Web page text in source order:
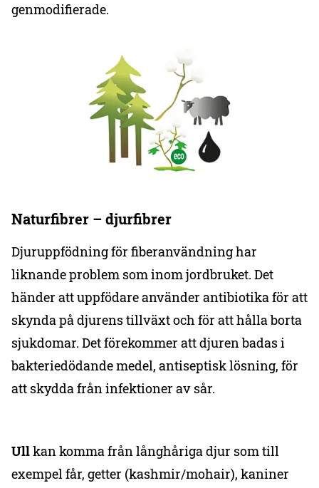
genmodifierade.
Naturfibrer – djurfibrer
Djuruppfödning för fiberanvändning har
liknande problem som inom jordbruket. Det
händer att uppfödare använder antibiotika för att
skynda på djurens tillväxt och för att hålla borta
sjukdomar. Det förekommer att djuren badas i
bakteriedödande medel, antiseptisk lösning, för
att skydda från infektioner av sår.
Ullkan komma från långhåriga djur som till
exempel får, getter (kashmir/mohair), kaniner